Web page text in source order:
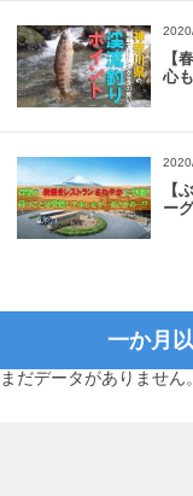
【
心
【
ー
一か月
まだデータがありません。